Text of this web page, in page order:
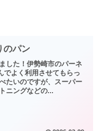
のパン
した！伊勢崎市のパーネ
でよく利用させてもらっ
たいのですが、スーパー
ニングなどの...